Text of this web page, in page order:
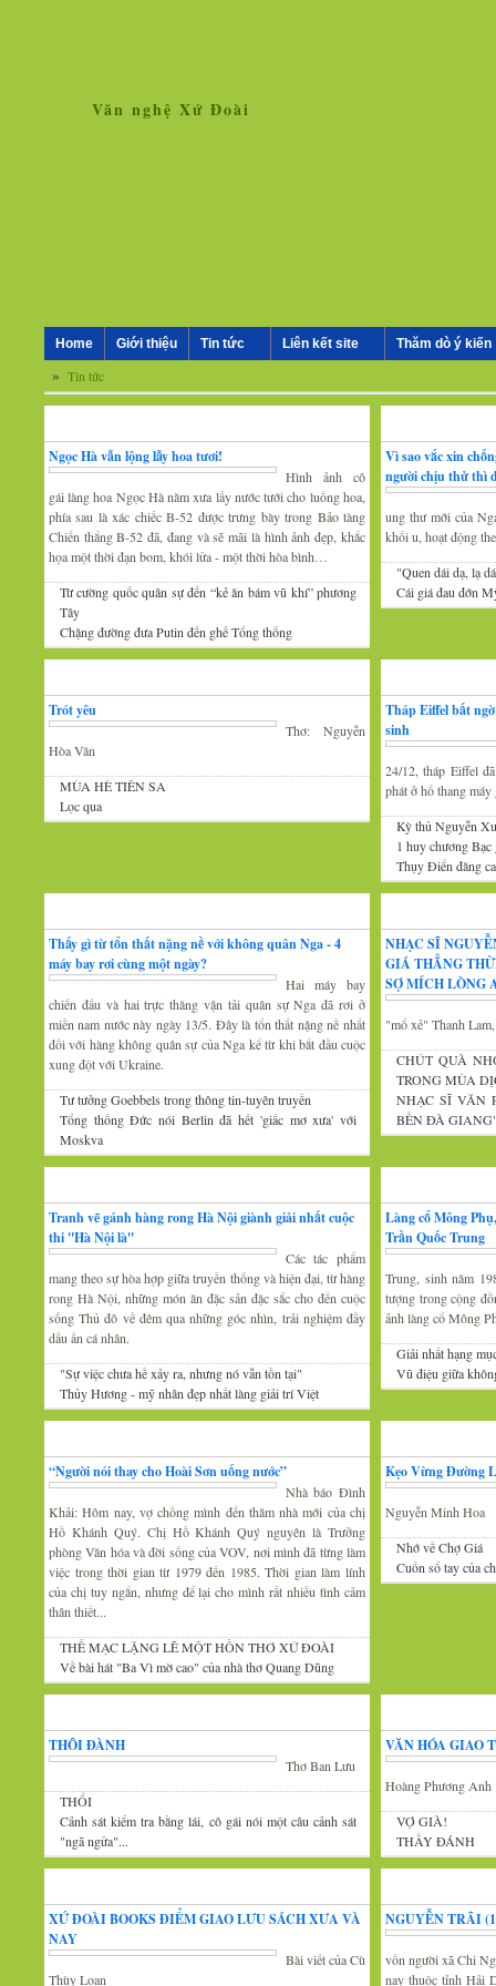
Home Giới thiệu Tin tức Liên kết site Thăm dò ý kiến
»
Ngọc Hà vẫn lộng lẫy hoa tươi!
Hình ảnh cô
gái làng hoa Ngọc Hà năm xưa lấy nước tưới cho luống hoa,
phía sau là xác chiếc B-52 được trưng bày trong Bảo tàng
Chiến thắng B-52 đã, đang và sẽ mãi là hình ảnh đẹp, khắc
họa một thời đạn bom, khói lửa - một thời hòa bình…
Từ cường quốc quân sự đến “kẻ ăn bám vũ khí” phương
Tây
Chặng đường đưa Putin đến ghế Tổng thống
Vì sao vắc xin
người chịu thử thì
ung thư mới của
khối u, hoạt động
"Quen dái dạ, lạ
Cái giá đau đớn
Trót yêu
Thơ: Nguyễn
Hòa Văn
MÙA HÈ TIÊN SA
Lọc qua
Tháp Eiffel bất
sinh
24/12, tháp Eiffel
phát ở hố thang máy
Kỳ thủ Nguyễn
1 huy chương
Thụy Điển đăng
Thấy gì từ tổn thất nặng nề với không quân Nga - 4
máy bay rơi cùng một ngày?
Hai máy bay
chiến đấu và hai trực thăng vận tải quân sự Nga đã rơi ở
miền nam nước này ngày 13/5. Đây là tổn thất nặng nề nhất
đối với hàng không quân sự của Nga kể từ khi bắt đầu cuộc
xung đột với Ukraine.
Tư tưởng Goebbels trong thông tin-tuyên truyền
Tổng thống Đức nói Berlin đã hết 'giấc mơ xưa' với
Moskva
NHẠC SĨ
GIÁ THẲNG
SỢ MÍCH LÒNG
"mổ xẻ" Thanh
CHÚT QUÀ
TRONG MÙA
NHẠC SĨ VĂN
BẾN ĐÀ
Tranh vẽ gánh hàng rong Hà Nội giành giải nhất cuộc
thi ''Hà Nội là''
Các tác phẩm
mang theo sự hòa hợp giữa truyền thống và hiện đại, từ hàng
rong Hà Nội, những món ăn đặc sản đặc sắc cho đến cuộc
sống Thủ đô về đêm qua những góc nhìn, trải nghiệm đầy
dấu ấn cá nhân.
"Sự việc chưa hề xảy ra, nhưng nó vẫn tồn tại"
Thủy Hương - mỹ nhân đẹp nhất làng giải trí Việt
Làng cổ Mông
Trần Quốc Trung
Trung, sinh năm
tượng trong cộng
ảnh làng cổ Mông
Giải nhất hạng
Vũ điệu giữa
“Người nói thay cho Hoài Sơn uống nước”
Nhà báo Đình
Khải: Hôm nay, vợ chồng mình đến thăm nhà mới của chị
Hồ Khánh Quý. Chị Hồ Khánh Quý nguyên là Trưởng
phòng Văn hóa và đời sống của VOV, nơi mình đã từng làm
việc trong thời gian từ 1979 đến 1985. Thời gian làm lính
của chị tuy ngắn, nhưng để lại cho mình rất nhiều tình cảm
thân thiết...
THẾ MẠC LẶNG LẼ MỘT HỒN THƠ XỨ ĐOÀI
Về bài hát "Ba Vì mờ cao" của nhà thơ Quang Dũng
Kẹo Vừng Đường
Nguyễn Minh Hoa
Nhớ về Chợ Giá
Cuốn sổ tay của
THÔI ĐÀNH
Thơ Ban Lưu
THỔI
Cảnh sát kiểm tra bằng lái, cô gái nói một câu cảnh sát
"ngã ngửa"...
VĂN HÓA GIAO
Hoàng Phương Anh
VỢ GIÀ!
THẦY ĐÁNH
XỨ ĐOÀI BOOKS ĐIỂM GIAO LƯU SÁCH XƯA VÀ
NAY
Bài viết của Cù
Thùy Loan
NGUYỄN TRÃI
vốn người xã Chi
nay thuộc tỉnh Hải